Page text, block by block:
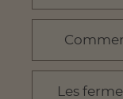
Les